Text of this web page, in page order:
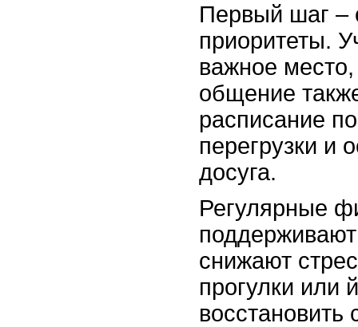
Первый шаг –
приоритеты.
важное
общение
расписание
перегрузки и
досуга.
Регулярные
снижают
прогулки или
восстановить